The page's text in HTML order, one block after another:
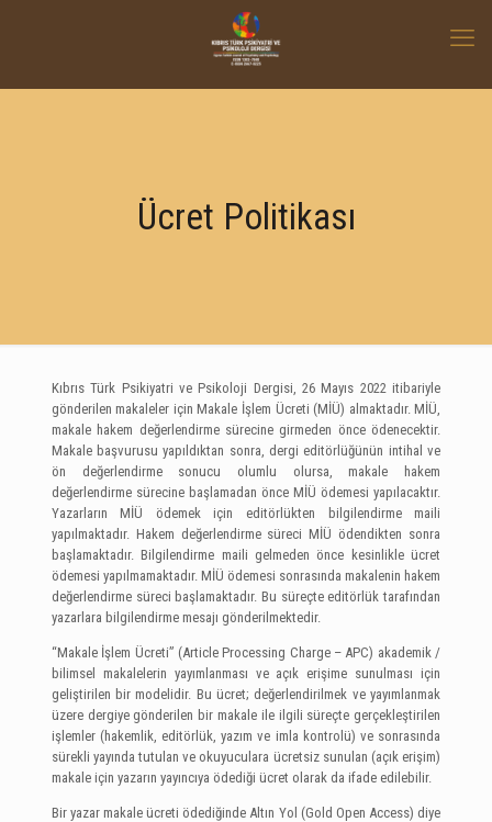
Ücret Politikası
Kıbrıs Türk Psikiyatri ve Psikoloji Dergisi, 26 Mayıs 2022 itibariyle
gönderilen makaleler için Makale İşlem Ücreti (MİÜ) almaktadır. MİÜ,
makale hakem değerlendirme sürecine girmeden önce ödenecektir.
Makale başvurusu yapıldıktan sonra, dergi editörlüğünün intihal ve
ön değerlendirme sonucu olumlu olursa, makale hakem
değerlendirme sürecine başlamadan önce MİÜ ödemesi yapılacaktır.
Yazarların MİÜ ödemek için editörlükten bilgilendirme maili
yapılmaktadır. Hakem değerlendirme süreci MİÜ ödendikten sonra
başlamaktadır. Bilgilendirme maili gelmeden önce kesinlikle ücret
ödemesi yapılmamaktadır. MİÜ ödemesi sonrasında makalenin hakem
değerlendirme süreci başlamaktadır. Bu süreçte editörlük tarafından
yazarlara bilgilendirme mesajı gönderilmektedir.
“Makale İşlem Ücreti” (Article Processing Charge – APC) akademik /
bilimsel makalelerin yayımlanması ve açık erişime sunulması için
geliştirilen bir modelidir. Bu ücret; değerlendirilmek ve yayımlanmak
üzere dergiye gönderilen bir makale ile ilgili süreçte gerçekleştirilen
işlemler (hakemlik, editörlük, yazım ve imla kontrolü) ve sonrasında
sürekli yayında tutulan ve okuyuculara ücretsiz sunulan (açık erişim)
makale için yazarın yayıncıya ödediği ücret olarak da ifade edilebilir.
Bir yazar makale ücreti ödediğinde Altın Yol (Gold Open Access) diye